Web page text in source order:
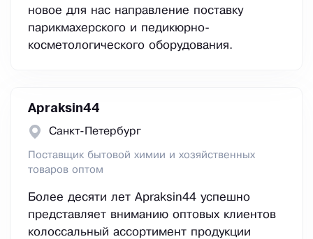
новое для нас направление поставку
парикмахерского и педикюрно-
косметологического оборудования.
Apraksin44
Санкт-Петербург
Поставщик бытовой химии и хозяйственных
товаров оптом
Более десяти лет Apraksin44 успешно
представляет вниманию оптовых клиентов
колоссальный ассортимент продукции